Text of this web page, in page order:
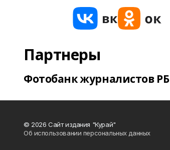
Партнеры
Фотобанк журналистов РБ
© 2026 Сайт издания "Курай"
Об использовании персональных данных